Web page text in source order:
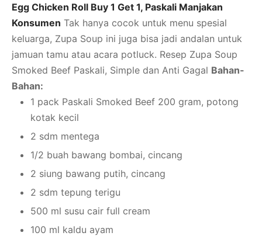
Egg Chicken Roll Buy 1 Get 1, Paskali Manjakan
Konsumen Tak hanya cocok untuk menu spesial
keluarga, Zupa Soup ini juga bisa jadi andalan untuk
jamuan tamu atau acara potluck. Resep Zupa Soup
Smoked Beef Paskali, Simple dan Anti Gagal Bahan-
Bahan:
1 pack Paskali Smoked Beef 200 gram, potong
kotak kecil
2 sdm mentega
1/2 buah bawang bombai, cincang
2 siung bawang putih, cincang
2 sdm tepung terigu
500 ml susu cair full cream
100 ml kaldu ayam